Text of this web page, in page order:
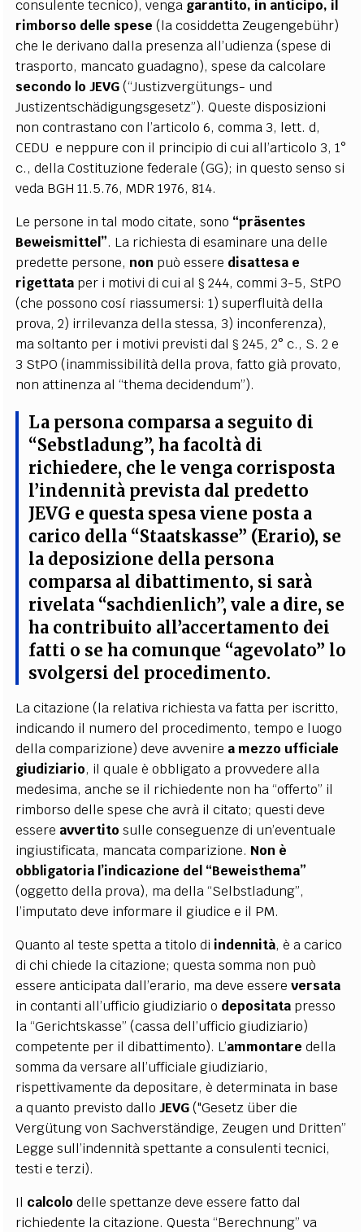
consulente tecnico), venga garantito, in anticipo, il
rimborso delle spese (la cosiddetta Zeugengebühr)
che le derivano dalla presenza all’udienza (spese di
trasporto, mancato guadagno), spese da calcolare
secondo lo JEVG(“Justizvergütungs- und
Justizentschädigungsgesetz”). Queste disposizioni
non contrastano con l’articolo 6, comma 3, lett. d,
CEDU e neppure con il principio di cui all’articolo 3, 1°
c., della Costituzione federale (GG); in questo senso si
veda BGH 11.5.76, MDR 1976, 814.
Le persone in tal modo citate, sono “präsentes
Beweismittel”. La richiesta di esaminare una delle
predette persone, non può essere disattesa e
rigettata per i motivi di cui al § 244, commi 3-5, StPO
(che possono cosí riassumersi: 1) superfluità della
prova, 2) irrilevanza della stessa, 3) inconferenza),
ma soltanto per i motivi previsti dal § 245, 2° c., S. 2 e
3 StPO (inammissibilità della prova, fatto già provato,
non attinenza al “thema decidendum”).
La persona comparsa a seguito di
“Sebstladung”, ha facoltà di
richiedere, che le venga corrisposta
l’indennità prevista dal predetto
JEVG e questa spesa viene posta a
carico della “Staatskasse” (Erario), se
la deposizione della persona
comparsa al dibattimento, si sarà
rivelata “sachdienlich”, vale a dire, se
ha contribuito all’accertamento dei
fatti o se ha comunque “agevolato” lo
svolgersi del procedimento.
La citazione (la relativa richiesta va fatta per iscritto,
indicando il numero del procedimento, tempo e luogo
della comparizione) deve avvenire a mezzo ufficiale
giudiziario, il quale è obbligato a provvedere alla
medesima, anche se il richiedente non ha “offerto” il
rimborso delle spese che avrà il citato; questi deve
essere avvertito sulle conseguenze di un’eventuale
ingiustificata, mancata comparizione. Non è
obbligatoria l’indicazione del “Beweisthema”
(oggetto della prova), ma della “Selbstladung”,
l’imputato deve informare il giudice e il PM.
Quanto al teste spetta a titolo di indennità, è a carico
di chi chiede la citazione; questa somma non può
essere anticipata dall’erario, ma deve essereversata
in contanti all’ufficio giudiziario o depositata presso
la “Gerichtskasse” (cassa dell’ufficio giudiziario)
competente per il dibattimento). L’ammontare della
somma da versare all’ufficiale giudiziario,
rispettivamente da depositare, è determinata in base
a quanto previsto dalloJEVG("Gesetz über die
Vergütung von Sachverständige, Zeugen und Dritten”
Legge sull’indennità spettante a consulenti tecnici,
testi e terzi).
Il calcolo delle spettanze deve essere fatto dal
richiedente la citazione. Questa “Berechnung” va